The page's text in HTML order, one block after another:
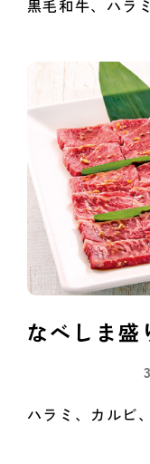
黒毛和牛、ハラ
なべしま盛
ハラミ、カルビ